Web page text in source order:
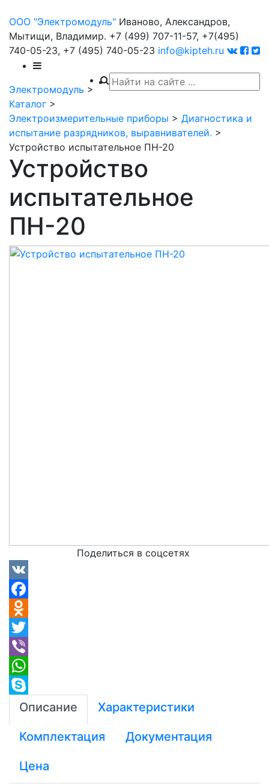
ООО "Электромодуль" Иваново, Александров,
Мытищи, Владимир. +7 (499) 707-11-57, +7(495)
740-05-23, +7 (495) 740-05-23 info@kipteh.ru
Электромодуль >
Каталог >
Электроизмерительные приборы > Диагностика и
испытание разрядников, выравнивателей. >
Устройство испытательное ПН-20
Устройство
испытательное
ПН-20
Поделиться в соцсетях
Skype
Описание Характеристики
Комплектация Документация
Цена